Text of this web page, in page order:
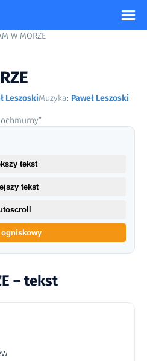
W MORZE
LeszoskiMuzyka: Paweł Leszoski
– tekst
tekst
tekst
ogniskowy